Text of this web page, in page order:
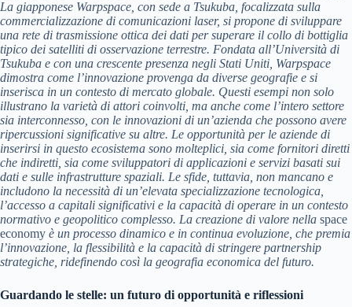
La giapponese Warpspace, con sede a Tsukuba, focalizzata sulla
commercializzazione di comunicazioni laser, si propone di sviluppare
una rete di trasmissione ottica dei dati per superare il collo di bottiglia
tipico dei satelliti di osservazione terrestre. Fondata all’Università di
Tsukuba e con una crescente presenza negli Stati Uniti, Warpspace
dimostra come l’innovazione provenga da diverse geografie e si
inserisca in un contesto di mercato globale. Questi esempi non solo
illustrano la varietà di attori coinvolti, ma anche come l’intero settore
sia interconnesso, con le innovazioni di un’azienda che possono avere
ripercussioni significative su altre. Le opportunità per le aziende di
inserirsi in questo ecosistema sono molteplici, sia come fornitori diretti
che indiretti, sia come sviluppatori di applicazioni e servizi basati sui
dati e sulle infrastrutture spaziali. Le sfide, tuttavia, non mancano e
includono la necessità di un’elevata specializzazione tecnologica,
l’accesso a capitali significativi e la capacità di operare in un contesto
normativo e geopolitico complesso. La creazione di valore nella space
economy è un processo dinamico e in continua evoluzione, che premia
l’innovazione, la flessibilità e la capacità di stringere partnership
strategiche, ridefinendo così la geografia economica del futuro.
Guardando le stelle: un futuro di opportunità e riflessioni